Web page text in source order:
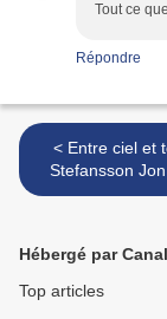
Tout ce
Répondre
< Entre ciel et terre, de
Stefansson
Hébergé par
Top articles